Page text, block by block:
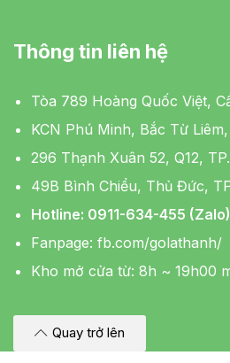
Thông tin liên hệ
Tòa 789 Hoàng Quốc Việt,
KCN Phú Minh, Bắc Từ
296 Thạnh Xuân 52, Q12,
49B Bình Chiểu, Thủ Đức,
Hotline: 0911-634-455 (Zalo)
Fanpage: fb.com/golathanh/
Kho mở cửa từ: 8h ~ 19h00
Quay trở lên